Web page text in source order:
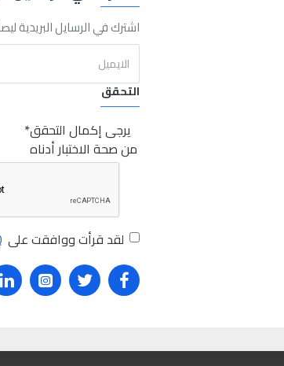
اشترك في الرسايل البريدية
التحقق
يرجى إكمال التحقق
من صحة الاختبار أدناه
لقد قرأت ووافقت على
من موضع إلى آخر، بهدف تبريد محرك السيارة
لقياس زيت الفتيس الاوتوماتيكمما لا شك فيه
مع السيارة والذي يعطيك مجموعة من